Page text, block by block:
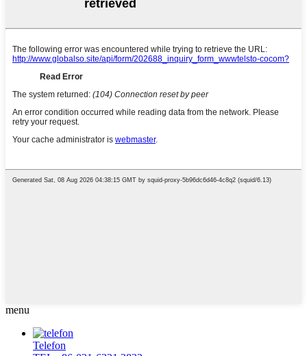
menu
Telefon